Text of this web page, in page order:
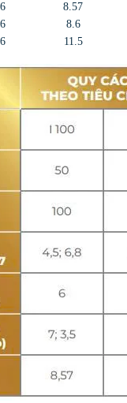
6
8.57
6
8.6
6 11.5